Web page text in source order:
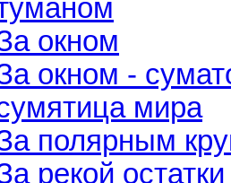
окном
окном -
мира
полярным
рекой